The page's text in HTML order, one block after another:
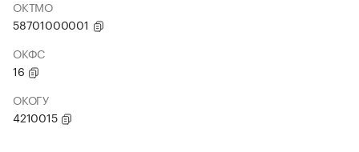
ОКТМО
58701000001
ОКФС
16
ОКОГУ
4210015